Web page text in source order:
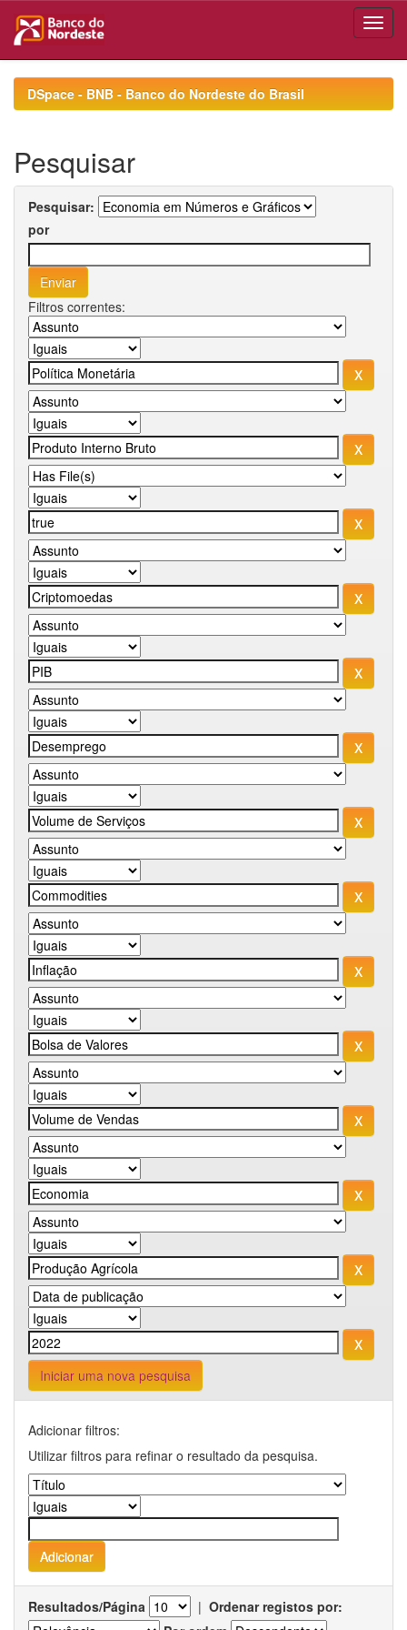
navigationDSpace - BNB - Banco do Nordeste do Brasil
Pesquisar
Pesquisar:
por
Filtros correntes:
Iniciar uma nova pesquisa
Adicionar filtros:
Utilizar filtros para refinar o resultado da pesquisa.
Resultados/Página | Ordenar registos por: